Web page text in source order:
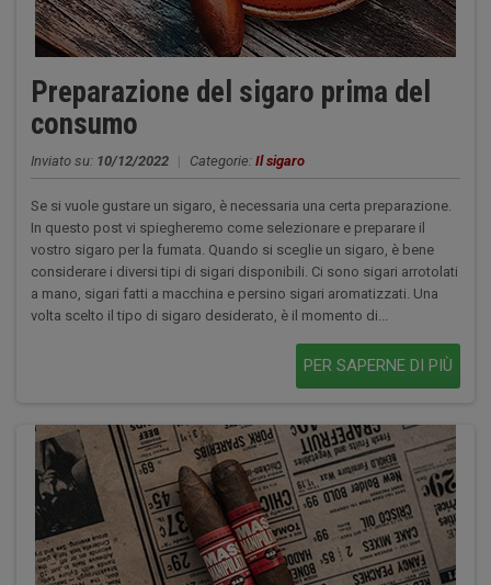
Preparazione del sigaro prima del
consumo
Inviato su: 10/12/2022 | Categorie: Il sigaro
Se si vuole gustare un sigaro, è necessaria una certa preparazione.
In questo post vi spiegheremo come selezionare e preparare il
vostro sigaro per la fumata. Quando si sceglie un sigaro, è bene
considerare i diversi tipi di sigari disponibili. Ci sono sigari arrotolati
a mano, sigari fatti a macchina e persino sigari aromatizzati. Una
volta scelto il tipo di sigaro desiderato, è il momento di...
PER SAPERNE DI PIÙ